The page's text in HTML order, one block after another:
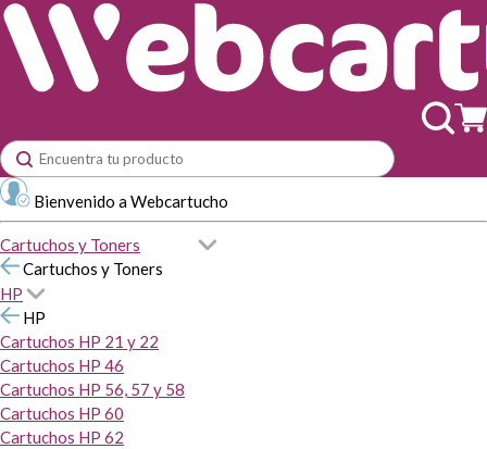
Bienvenido a Webcartucho
Cartuchos y Toners
Cartuchos y Toners
HP
HP
Cartuchos HP 21 y 22
Cartuchos HP 46
Cartuchos HP 56, 57 y 58
Cartuchos HP 60
Cartuchos HP 62